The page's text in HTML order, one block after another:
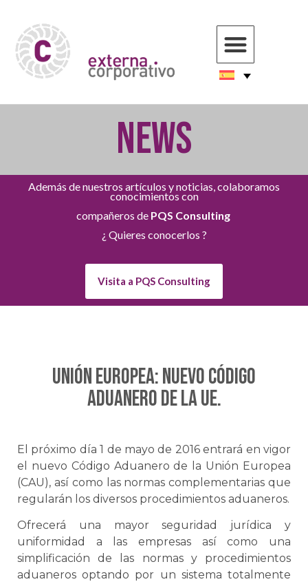
NEWS
Además de nuestros artículos y noticias, colaboramos
conocimientos con
compañeros de PQS Consulting
¿ Quieres conocerlos ?
Visita a PQS Consulting
Unión Europea: Nuevo Código
Aduanero de la UE.
El próximo día 1 de mayo de 2016 entrará en vigor
el nuevo Código Aduanero de la Unión Europea
(CAU), así como las normas complementarias que
regularán los diversos procedimientos aduaneros.
Ofrecerá una mayor seguridad jurídica y
uniformidad a las empresas así como una
simplificación de las normas y procedimientos
aduaneros optando por un sistema totalmente